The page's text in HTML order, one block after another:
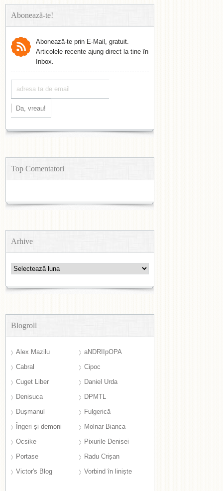
Abonează-te!
Abonează-te prin E-Mail, gratuit.
Articolele recente ajung direct la tine în
Inbox.
Top Comentatori
Arhive
Arhive
Blogroll
Alex Mazilu
aNDRIIpOPA
Cabral
Cipoc
Cuget Liber
Daniel Urda
Denisuca
DPMTL
Dușmanul
Fulgerică
Îngeri și demoni
Molnar Bianca
Ocsike
Pixurile Denisei
Portase
Radu Crișan
Victor's Blog
Vorbind în liniște